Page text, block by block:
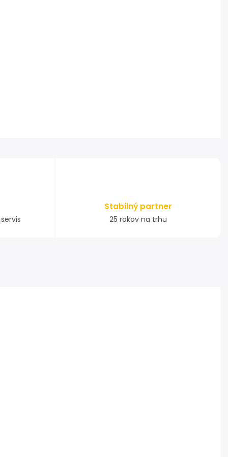
Stabilný partner
25 rokov na trhu